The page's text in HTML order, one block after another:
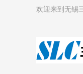
欢迎来到无锡